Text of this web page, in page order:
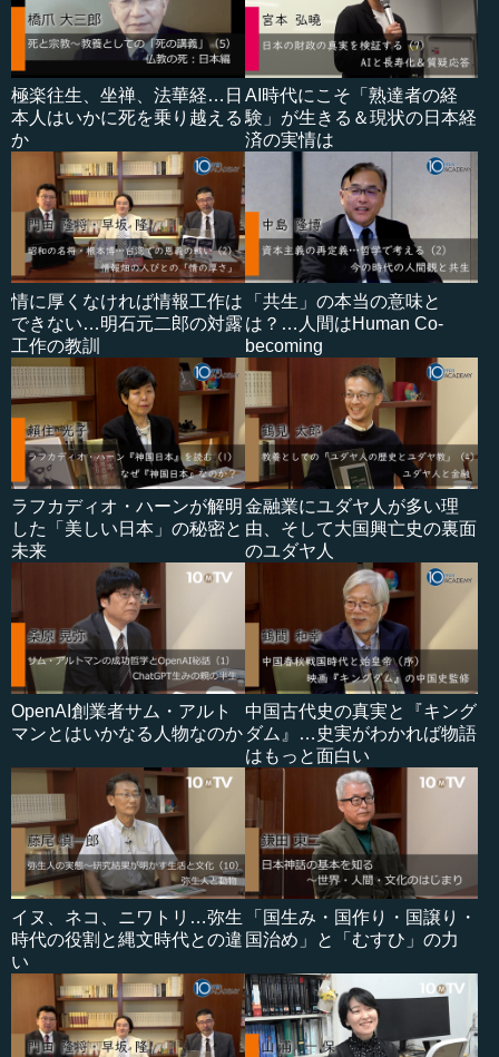
極楽往生、坐禅、法華経…日
本人はいかに死を乗り越える
か
AI時代にこそ「熟達者の経
験」が生きる＆現状の日本経
済の実情は
情に厚くなければ情報工作は
できない…明石元二郎の対露
工作の教訓
「共生」の本当の意味と
は？…人間はHuman Co-
becoming
ラフカディオ・ハーンが解明
した「美しい日本」の秘密と
未来
金融業にユダヤ人が多い理
由、そして大国興亡史の裏面
のユダヤ人
OpenAI創業者サム・アルト
マンとはいかなる人物なのか
中国古代史の真実と『キング
ダム』…史実がわかれば物語
はもっと面白い
イヌ、ネコ、ニワトリ…弥生
時代の役割と縄文時代との違
い
「国生み・国作り・国譲り・
国治め」と「むすひ」の力